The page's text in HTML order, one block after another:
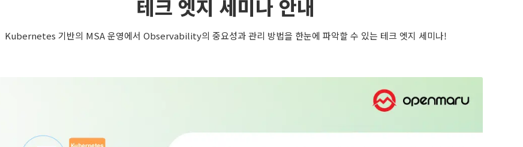
테크 엣지 세미나 안내
Kubernetes 기반의 MSA 운영에서 Observability의 중요성과 관리 방법을 한눈에 파악할 수 있는 테크 엣지 세미나!